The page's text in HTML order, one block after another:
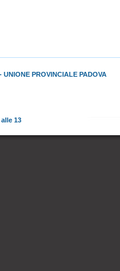
PROVINCIALE PADOVA
13